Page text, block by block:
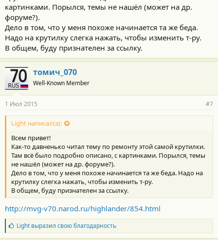
картинками. Порылся, темы не нашёл (может на др.
форуме?).
Дело в том, что у меня похоже начинается та же беда.
Надо на крутилку слегка нажать, чтобы изменить т-ру.
В общем, буду признателен за ссылку.
томич_070
Well-Known Member
1 Июл 2015 #7
Light написал(а):
Всем привет!
Как-то давненько читал тему по ремонту этой самой крутилки.
Там всё было подробно описано, с картинками. Порылся, темы
не нашёл (может на др. форуме?).
Дело в том, что у меня похоже начинается та же беда. Надо на
крутилку слегка нажать, чтобы изменить т-ру.
В общем, буду признателен за ссылку.
http://mvg-v70.narod.ru/highlander/854.html
Б
л
Lightвыразил свою благодарность